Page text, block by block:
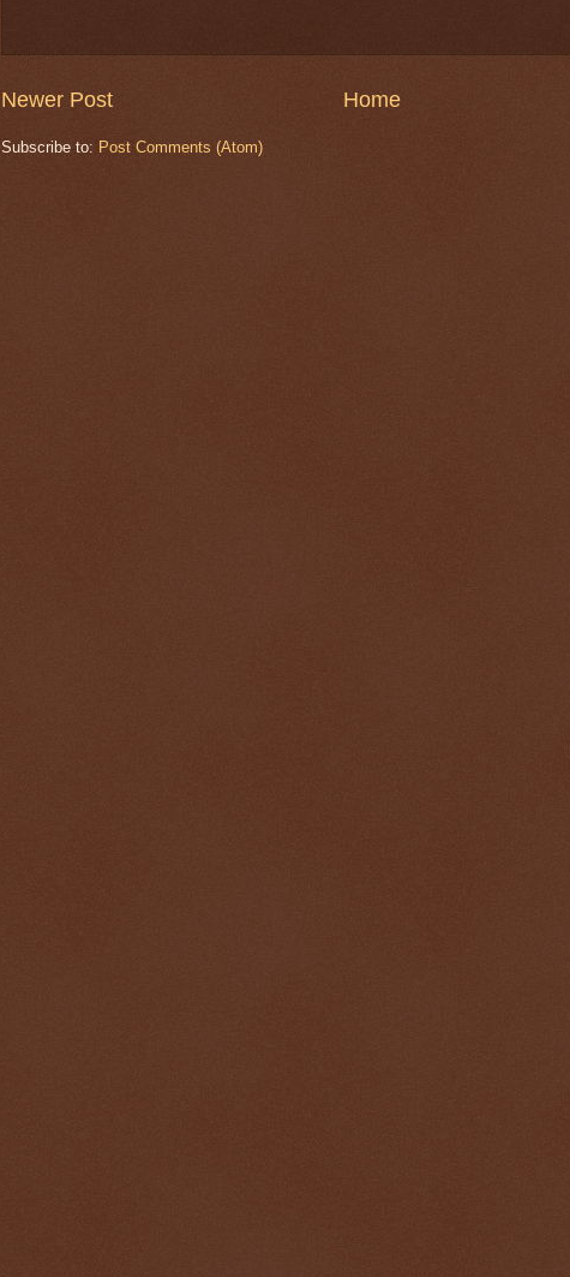
Newer Post Home
Subscribe to: Post Comments (Atom)